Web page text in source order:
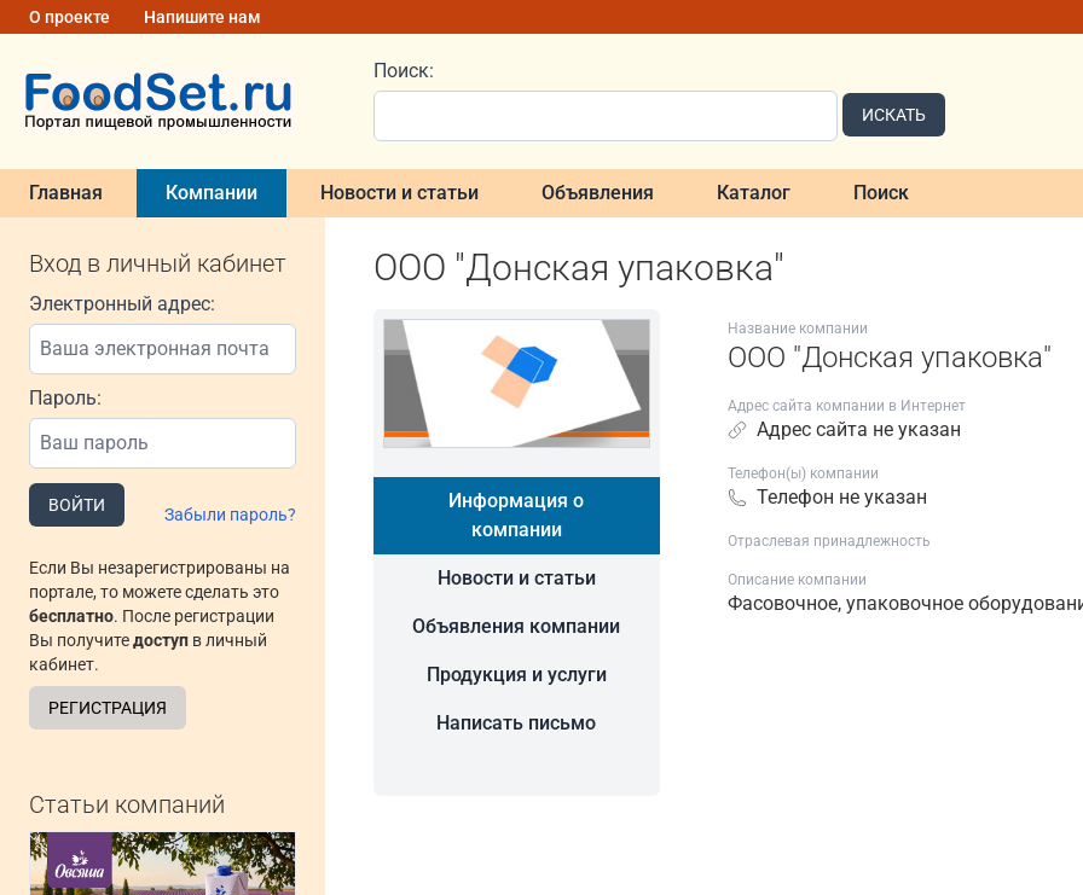
О проекте Напишите нам
Поиск:
ИСКАТЬ
Главная Компании Новости и статьи Объявления Каталог Поиск
Вход в личный кабинет
Электронный адрес:
Пароль:
ВОЙТИ Забыли пароль?
Если Вы незарегистрированы на
портале, то можете сделать это
бесплатно. После регистрации
Вы получитедоступ в личный
кабинет.
РЕГИСТРАЦИЯ
Статьи компаний
ООО "Донская упаковка"
Информация о
компании
Новости и статьи
Объявления компании
Продукция и услуги
Написать письмо
Название компании
ООО "Донская упаковка"
Адрес сайта компании в Интернет
Адрес сайта не указан
Телефон(ы) компании
Телефон не указан
Отраслевая принадлежность
Описание компании
Фасовочное, упаковочное